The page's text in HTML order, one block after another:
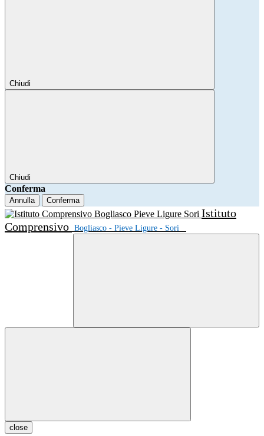
Chiudi
Chiudi
Conferma
Annulla Conferma
Istituto
Comprensivo Bogliasco - Pieve Ligure - Sori
close